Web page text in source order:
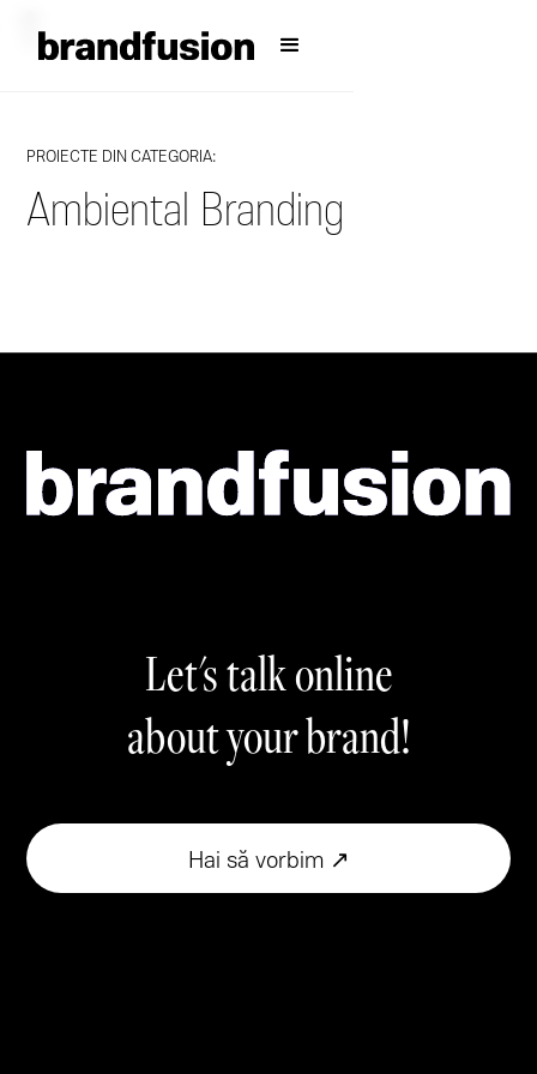
PROIECTE DIN CATEGORIA:
Ambiental Branding
Let's talk online
about your brand!
Hai să vorbim ↗